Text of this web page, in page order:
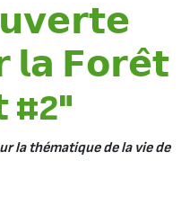
𝗹𝗮 𝗙𝗼𝗿𝗲̂𝘁
#2"
la thématique de la vie de